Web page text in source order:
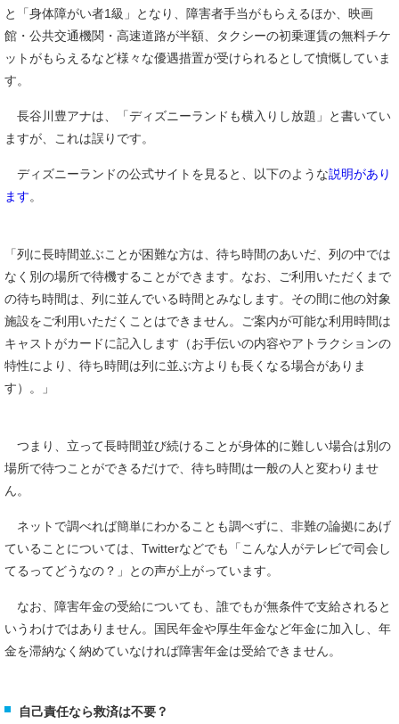
と「身体障がい者1級」となり、障害者手当がもらえるほか、映画
館・公共交通機関・高速道路が半額、タクシーの初乗運賃の無料チケ
ットがもらえるなど様々な優遇措置が受けられるとして憤慨していま
す。
長谷川豊アナは、「ディズニーランドも横入りし放題」と書いてい
ますが、これは誤りです。
ディズニーランドの公式サイトを見ると、以下のような説明があり
ます。
「列に長時間並ぶことが困難な方は、待ち時間のあいだ、列の中では
なく別の場所で待機することができます。なお、ご利用いただくまで
の待ち時間は、列に並んでいる時間とみなします。その間に他の対象
施設をご利用いただくことはできません。ご案内が可能な利用時間は
キャストがカードに記入します（お手伝いの内容やアトラクションの
特性により、待ち時間は列に並ぶ方よりも長くなる場合がありま
す）。」
つまり、立って長時間並び続けることが身体的に難しい場合は別の
場所で待つことができるだけで、待ち時間は一般の人と変わりませ
ん。
ネットで調べれば簡単にわかることも調べずに、非難の論拠にあげ
ていることについては、Twitterなどでも「こんな人がテレビで司会し
てるってどうなの？」との声が上がっています。
なお、障害年金の受給についても、誰でもが無条件で支給されると
いうわけではありません。国民年金や厚生年金など年金に加入し、年
金を滞納なく納めていなければ障害年金は受給できません。
自己責任なら救済は不要？